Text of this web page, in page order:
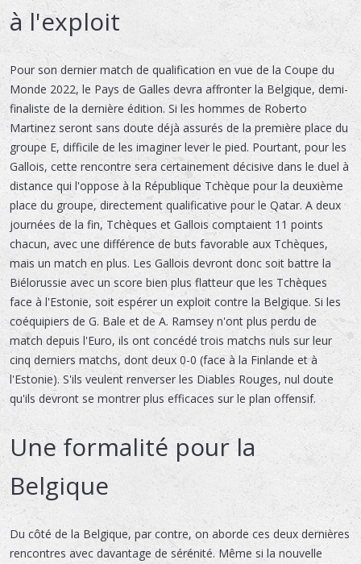
à l'exploit
Pour son dernier match de qualification en vue de la Coupe du
Monde 2022, le Pays de Galles devra affronter la Belgique, demi-
finaliste de la dernière édition. Si les hommes de Roberto
Martinez seront sans doute déjà assurés de la première place du
groupe E, difficile de les imaginer lever le pied. Pourtant, pour les
Gallois, cette rencontre sera certainement décisive dans le duel à
distance qui l'oppose à la République Tchèque pour la deuxième
place du groupe, directement qualificative pour le Qatar. A deux
journées de la fin, Tchèques et Gallois comptaient 11 points
chacun, avec une différence de buts favorable aux Tchèques,
mais un match en plus. Les Gallois devront donc soit battre la
Biélorussie avec un score bien plus flatteur que les Tchèques
face à l'Estonie, soit espérer un exploit contre la Belgique. Si les
coéquipiers de G. Bale et de A. Ramsey n'ont plus perdu de
match depuis l'Euro, ils ont concédé trois matchs nuls sur leur
cinq derniers matchs, dont deux 0-0 (face à la Finlande et à
l'Estonie). S'ils veulent renverser les Diables Rouges, nul doute
qu'ils devront se montrer plus efficaces sur le plan offensif.
Une formalité pour la
Belgique
Du côté de la Belgique, par contre, on aborde ces deux dernières
rencontres avec davantage de sérénité. Même si la nouvelle